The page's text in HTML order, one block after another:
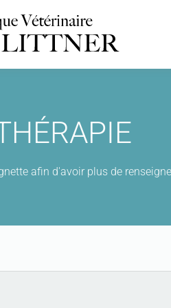
afin d'avoir plus de